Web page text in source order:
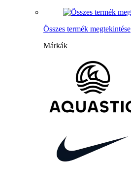
Összes termék megtekintése
Márkák